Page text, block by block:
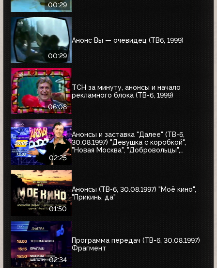
00:29
00:29
Анонс Вы — очевидец (ТВ6, 1999)
06:08
ТСН за минуту, анонсы и начало
рекламного блока (ТВ-6, 1999)
02:25
Анонсы и заставка "Далее" (ТВ-6,
30.08.1997) "Девушка с коробкой",
"Новая Москва", "Добровольцы",
01:50
Анонсы (ТВ-6, 30.08.1997) "Моё кино",
"Прикинь, да"
02:34
Программа передач (ТВ-6, 30.08.1997)
Фрагмент